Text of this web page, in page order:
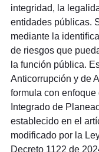
integridad, la
entidades públicas.
mediante la
de riesgos que
la función pública.
Anticorrupción y de
formula con
Integrado de
establecido en el
modificado por la
Decreto 1122 de